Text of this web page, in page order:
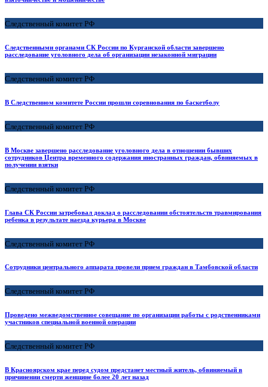
Следственный комитет РФ
Следственными органами СК России по Курганской области завершено
расследование уголовного дела об организации незаконной миграции
Следственный комитет РФ
В Следственном комитете России прошли соревнования по баскетболу
Следственный комитет РФ
В Москве завершено расследование уголовного дела в отношении бывших
сотрудников Центра временного содержания иностранных граждан, обвиняемых в
получении взятки
Следственный комитет РФ
Глава СК России затребовал доклад о расследовании обстоятельств травмирования
ребенка в результате наезда курьера в Москве
Следственный комитет РФ
Сотрудники центрального аппарата провели прием граждан в Тамбовской области
Следственный комитет РФ
Проведено межведомственное совещание по организации работы с родственниками
участников специальной военной операции
Следственный комитет РФ
В Красноярском крае перед судом предстанет местный житель, обвиняемый в
причинении смерти женщине более 20 лет назад